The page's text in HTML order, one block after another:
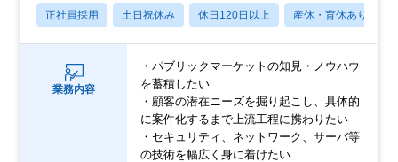
正社員採用 土日祝休み 休日120日以上 産休・育休あり
業務内容
・パブリックマーケットの知見・ノウハウ
を蓄積したい
・顧客の潜在ニーズを掘り起こし、具体的
に案件化するまで上流工程に携わりたい
・セキュリティ、ネットワーク、サーバ等
の技術を幅広く身に着けたい